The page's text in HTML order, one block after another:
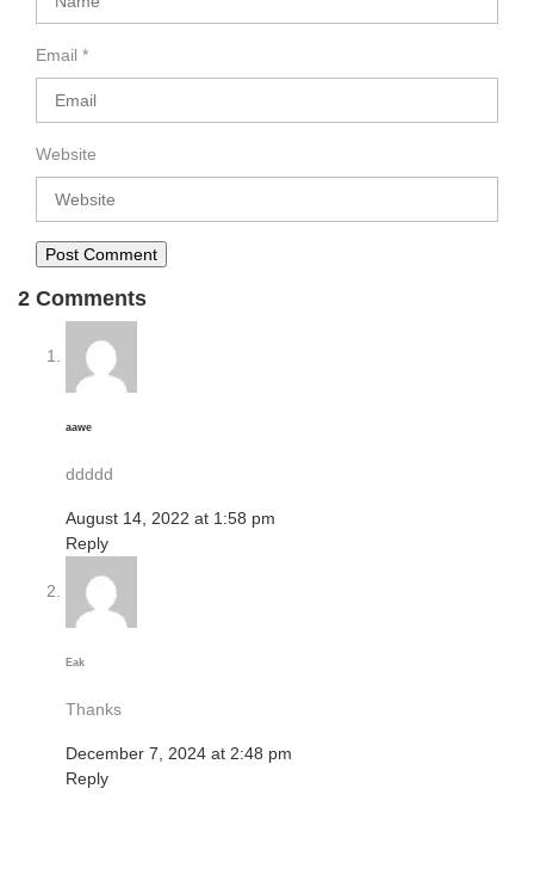
Email *
Website
2 Comments
aawe
ddddd
August 14, 2022 at 1:58 pm
Reply
Eak
Thanks
December 7, 2024 at 2:48 pm
Reply